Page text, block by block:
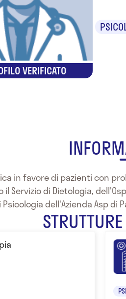
VERIFICATO
in favore di pazienti con
Servizio di Dietologia,
dell'Azienda Asp di